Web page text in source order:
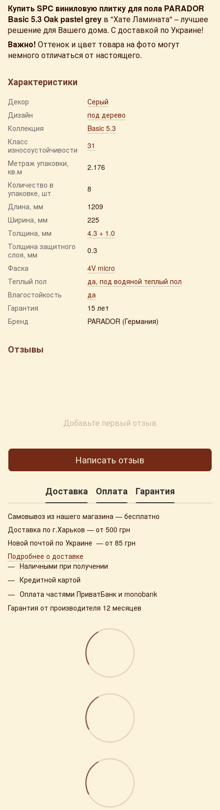
Купить SPC виниловую плитку для пола PARADOR
Basic 5.3 Oak pastel grey в "Хате Ламината" – лучшее
решение для Вашего дома. С доставкой по Украине!
Важно! Оттенок и цвет товара на фото могут
немного отличаться от настоящего.
Характеристики
Декор
Серый
Дизайн
под дерево
Коллекция
Basic 5.3
Класс
износоустойчивости
31
Метраж упаковки,
кв.м
2.176
Количество в
упаковке, шт
8
Длина, мм
1209
Ширина, мм
225
Толщина, мм
4.3 + 1.0
Толщина защитного
слоя, мм
0.3
Фаска
4V micro
Теплый пол
да, под водяной теплый пол
Влагостойкость
да
Гарантия
15 лет
Бренд
PARADOR (Германия)
Отзывы
Добавьте первый отзыв
Написать отзыв
Доставка Оплата Гарантия
Самовывоз из нашего магазина — бесплатно
Доставка по г.Харьков — от 500 грн
Новой почтой по Украине — от 85 грн
Подробнее о доставке
Наличными при получении
Кредитной картой
Оплата частями ПриватБанк и monobank
Гарантия от производителя 12 месяцев